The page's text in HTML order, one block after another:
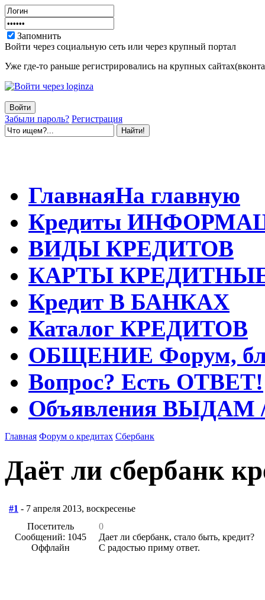
Запомнить
Войти через социальную сеть или через крупный портал
Уже где-то раньше регистрировались на крупных
Забыли пароль? Регистрация
ГлавнаяНа главную
Кредиты
ВИДЫ КРЕДИТОВ
КАРТЫ
Кредит В БАНКАХ
Каталог КРЕДИТОВ
ОБЩЕНИЕ Форум,
Вопрос? Есть ОТВЕТ!
Объявления ВЫДАМ
Главная Форум о кредитах Сбербанк
Даёт ли сбербанк
#1 - 7 апреля 2013, воскресенье
Посетитель
Сообщений: 1045
Оффлайн
0
Дает ли сбербанк, стало быть, кредит?
С радостью приму ответ.